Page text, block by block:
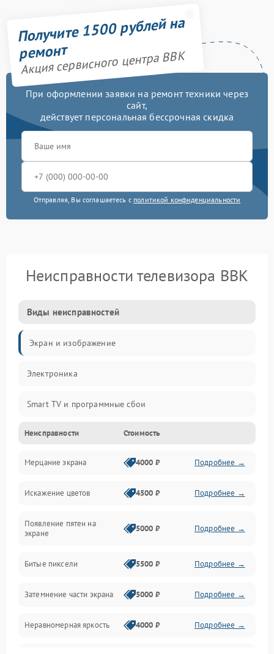
Получите 1500 рублей на
ремонт
Акция сервисного центра BBK
При оформлении заявки на ремонт техники через
сайт,
действует персональная бессрочная скидка
Отправляя, Вы соглашаетесь с политикой конфиденциальности
Неисправности телевизора BBK
Виды неисправностей
Экран и изображение
Электроника
Smart TV и программные сбои
Питание и запуск
Подсветка и LED-модули
Звук и аудиосистема
Сигнал и приём каналов
Механические повреждения
Программное обеспечение
Неисправности Стоимость
Мерцание экрана 4000 ₽ Подробнее →
Искажение цветов 4500 ₽ Подробнее →
Появление пятен на
экране
5000 ₽ Подробнее →
Битые пиксели 5500 ₽ Подробнее →
Затемнение части экрана 5000 ₽ Подробнее →
Неравномерная яркость 4000 ₽ Подробнее →